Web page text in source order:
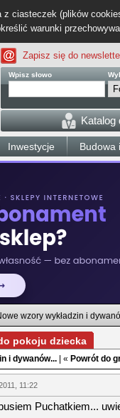
z ciasteczek (plików
warunki
Zapisz się do
Wpisz słowo
Katalog
Inwestycje Budowa
wzory wykładzin i
pokoju dziecka
i dywanów... | « Powrót do
11:22
Puchatkiem...